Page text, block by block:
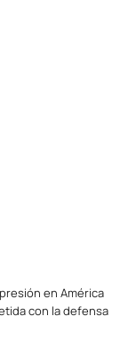
en América
con la defensa